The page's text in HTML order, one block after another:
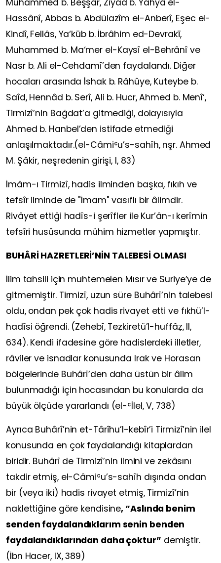
Muhammed b. Beşşâr, Ziyâd b. Yahyâ el-
Hassânî, Abbas b. Abdülazîm el-Anberî, Eşec el-
Kindî, Fellâs, Ya‘kūb b. İbrâhim ed-Devrakī,
Muhammed b. Ma‘mer el-Kaysî el-Behrânî ve
Nasr b. Ali el-Cehdamî’den faydalandı. Diğer
hocaları arasında İshak b. Râhûye, Kuteybe b.
Saîd, Hennâd b. Serî, Ali b. Hucr, Ahmed b. Menî‘,
Tirmizî’nin Bağdat’a gitmediği, dolayısıyla
Ahmed b. Hanbel’den istifade etmediği
anlaşılmaktadır.(el-Câmiʿu’s-sahîh, nşr. Ahmed
M. Şâkir, neşredenin girişi, I, 83)
İmâm-ı Tirmizî, hadis ilminden başka, fıkıh ve
tefsîr ilminde de "İmam" vasıflı bir âlimdir.
Rivâyet ettiği hadîs-i şerîfler ile Kur’ân-ı kerîmin
tefsîri husûsunda mühim hizmetler yapmıştır.
BUHÂRİ HAZRETLERİ’NİN TALEBESİ OLMASI
İlim tahsili için muhtemelen Mısır ve Suriye’ye de
gitmemiştir. Tirmizî, uzun süre Buhârî’nin talebesi
oldu, ondan pek çok hadis rivayet etti ve fıkhü’l-
hadîsi öğrendi. (Zehebî, Tezkiretü’l-huffâẓ, II,
634). Kendi ifadesine göre hadislerdeki illetler,
râviler ve isnadlar konusunda Irak ve Horasan
bölgelerinde Buhârî’den daha üstün bir âlim
bulunmadığı için hocasından bu konularda da
büyük ölçüde yararlandı (el-ʿİlel, V, 738)
Ayrıca Buhârî’nin et-Târîhu’l-kebîr’i Tirmizî’nin ilel
konusunda en çok faydalandığı kitaplardan
biridir. Buhârî de Tirmizî’nin ilmini ve zekâsını
takdir etmiş, el-Câmiʿu’s-sahîh dışında ondan
bir (veya iki) hadis rivayet etmiş, Tirmizî’nin
naklettiğine göre kendisine, “Aslında benim
senden faydalandıklarım senin benden
faydalandıklarından daha çoktur” demiştir.
(İbn Hacer, IX, 389)